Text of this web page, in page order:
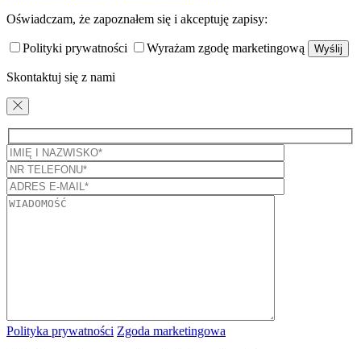
Oświadczam, że zapoznałem się i akceptuję zapisy:
Polityki prywatności Wyrażam zgodę marketingową
Skontaktuj się z nami
Polityka prywatności Zgoda marketingowa